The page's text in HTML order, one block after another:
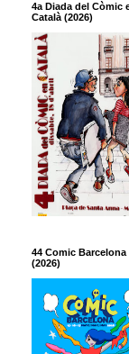
4a Diada del Còmic
Català (2026)
44 Comic Barcelona
(2026)